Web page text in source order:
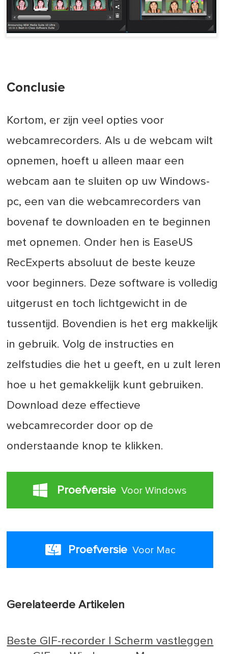
Conclusie
Kortom, er zijn veel opties voor
webcamrecorders. Als u de webcam wilt
opnemen, hoeft u alleen maar een
webcam aan te sluiten op uw Windows-
pc, een van die webcamrecorders van
bovenaf te downloaden en te beginnen
met opnemen. Onder hen is EaseUS
RecExperts absoluut de beste keuze
voor beginners. Deze software is volledig
uitgerust en toch lichtgewicht in de
tussentijd. Bovendien is het erg makkelijk
in gebruik. Volg de instructies en
zelfstudies die het u geeft, en u zult leren
hoe u het gemakkelijk kunt gebruiken.
Download deze effectieve
webcamrecorder door op de
onderstaande knop te klikken.
Proefversie Voor Windows
Proefversie Voor Mac
Gerelateerde Artikelen
Beste GIF-recorder | Scherm vastleggen